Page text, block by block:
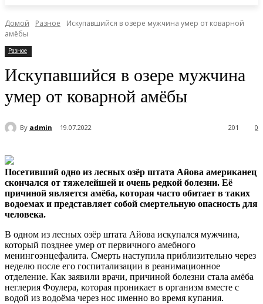
Домой Разное
Искупавшийся в озере мужчина умер от коварной
амёбы
Разное
Искупавшийся в озере мужчина
умер от коварной амёбы
By admin 19.07.2022 0
201
Посетивший одно из лесных озёр штата Айова американец
скончался от тяжелейшей и очень редкой болезни. Её
причиной является амёба, которая часто обитает в таких
водоемах и представляет собой смертельную опасность для
человека.
В одном из лесных озёр штата Айова искупался мужчина,
который позднее умер от первичного амебного
менингоэнцефалита. Смерть наступила приблизительно через
неделю после его госпитализации в реанимационное
отделение. Как заявили врачи, причиной болезни стала амёба
неглерия Фоулера, которая проникает в организм вместе с
водой из водоёма через нос именно во время купания.